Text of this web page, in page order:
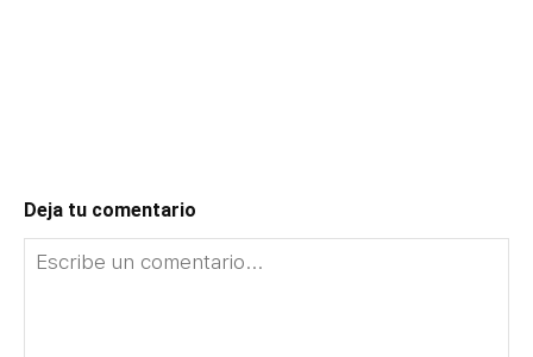
Deja tu comentario